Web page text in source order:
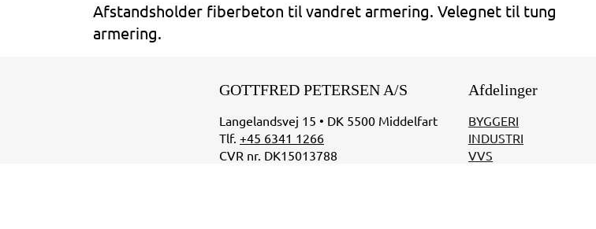
Afstandsholder fiberbeton til vandret armering. Velegnet til tung
armering.
GOTTFRED PETERSEN A/S
Langelandsvej 15 • DK 5500 Middelfart
Tlf. +45 6341 1266
CVR nr. DK15013788
Afdelinger
BYGGERI
INDUSTRI
VVS